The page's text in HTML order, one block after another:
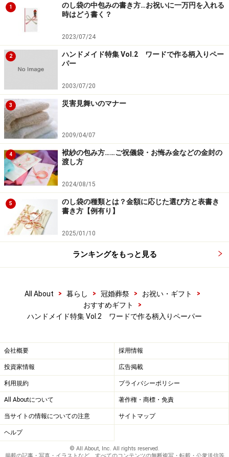
※記事内容は執筆時点のものです。最新の内容をご確認くださ
い。
1
のし袋の中包みの書き方…お祝いに一万円を入れる
時はどう書く？
2023/07/24
2
ハンドメイド特集 Vol.2 ワードで作る柄入りペー
パー
2003/07/20
3 災害見舞いのマナー
2009/04/07
4
袱紗の包み方……ご祝儀袋・お悔み金などの金封の
渡し方
2024/08/15
5
のし袋の種類とは？金額に応じた選び方と表書き
書き方【例有り】
2025/01/10
ランキングをもっと見る
All About > 暮らし > 冠婚葬祭 > お祝い・ギフト
>
おすすめギフト
>
ハンドメイド特集 Vol.2 ワードで作る柄入りペーパー
会社概要 採用情報
投資家情報 広告掲載
利用規約 プライバシーポリシー
All Aboutについて 著作権・商標・免責
当サイトの情報についての注意 サイトマップ
ヘルプ
© All About, Inc. All rights reserved.
掲載の記事・写真・イラストなど、すべてのコンテンツの無断複写・転載・公衆送信等